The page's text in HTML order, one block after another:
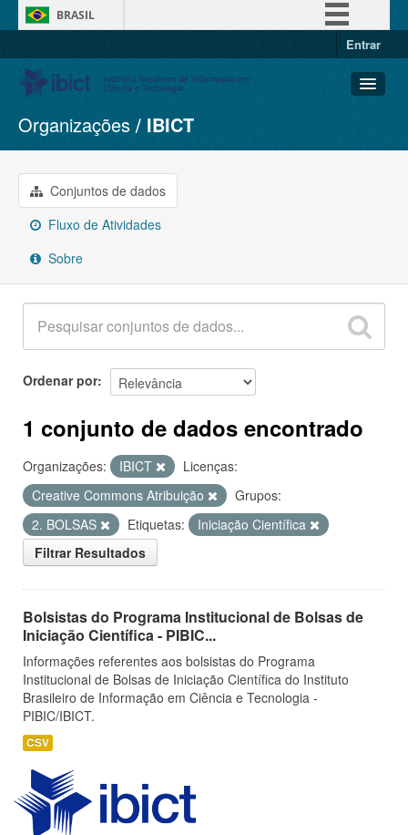
BRASIL
Entrar
Conjuntos de dados
Organizações
Grupos
Sobre
Organizações IBICT
Conjuntos de dados
Fluxo de Atividades
Sobre
Ordenar por
1 conjunto de dados encontrado
Organizações: IBICT
Licenças:
Creative Commons Atribuição
Grupos:
2. BOLSAS
Etiquetas:
Iniciação Científica
Filtrar Resultados
Bolsistas do Programa Institucional de Bolsas de
Iniciação Científica - PIBIC...
Informações referentes aos bolsistas do Programa
Institucional de Bolsas de Iniciação Científica do Instituto
Brasileiro de Informação em Ciência e Tecnologia -
PIBIC/IBICT.
CSV